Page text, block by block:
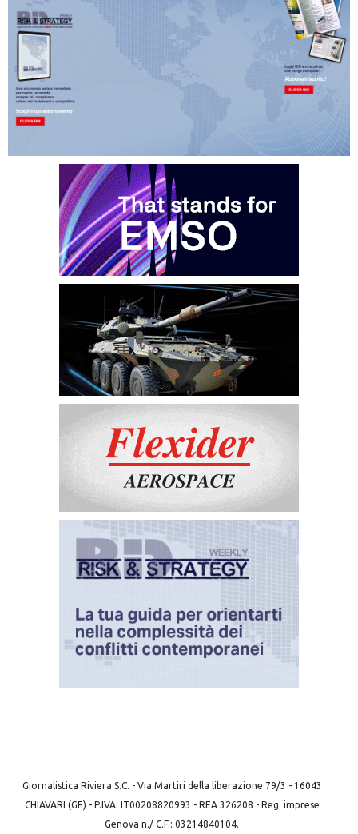
Giornalistica Riviera S.C. - Via Martiri della liberazione 79/3 - 16043
CHIAVARI (GE) - P.IVA: IT00208820993 - REA 326208 - Reg. imprese
Genova n./ C.F.: 03214840104.